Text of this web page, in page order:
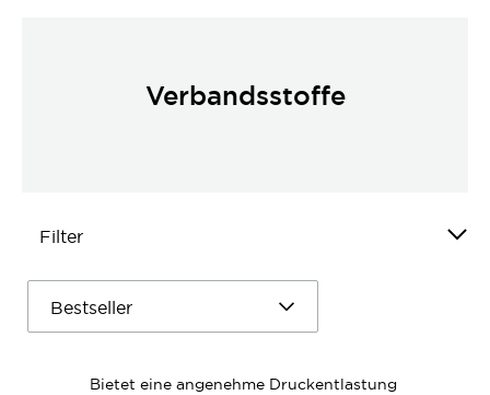
Verbandsstoffe
Filter
Bietet eine angenehme Druckentlastung